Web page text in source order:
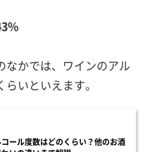
なかでは、ワインのアル
いといえます。
コール度数はどのくらい？他のお酒